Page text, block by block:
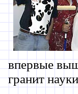
впервые
гранит